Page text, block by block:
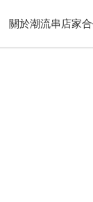
關於潮流串 店家